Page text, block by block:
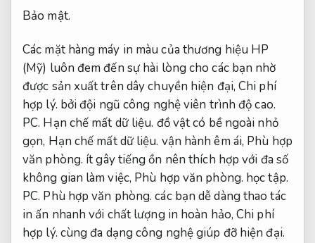
Bảo mật.
Các mặt hàng máy in màu của thương hiệu HP
(Mỹ) luôn đem đến sự hài lòng cho các bạn nhờ
được sản xuất trên dây chuyền hiện đại, Chi phí
hợp lý. bởi đội ngũ công nghệ viên trình độ cao.
PC. Hạn chế mất dữ liệu. đồ vật có bề ngoài nhỏ
gọn, Hạn chế mất dữ liệu. vận hành êm ái, Phù hợp
văn phòng. ít gây tiếng ồn nên thích hợp với đa số
không gian làm việc, Phù hợp văn phòng. học tập.
PC. Phù hợp văn phòng. các bạn dễ dàng thao tác
in ấn nhanh với chất lượng in hoàn hảo, Chi phí
hợp lý. cùng đa dạng công nghệ giúp đỡ hiện đại.